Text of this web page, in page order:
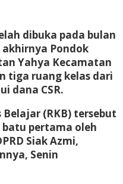
dibuka pada bulan
akhirnya Pondok
Yahya Kecamatan
tiga ruang kelas dari
dana CSR.
(RKB) tersebut
pertama oleh
Siak Azmi,
Senin